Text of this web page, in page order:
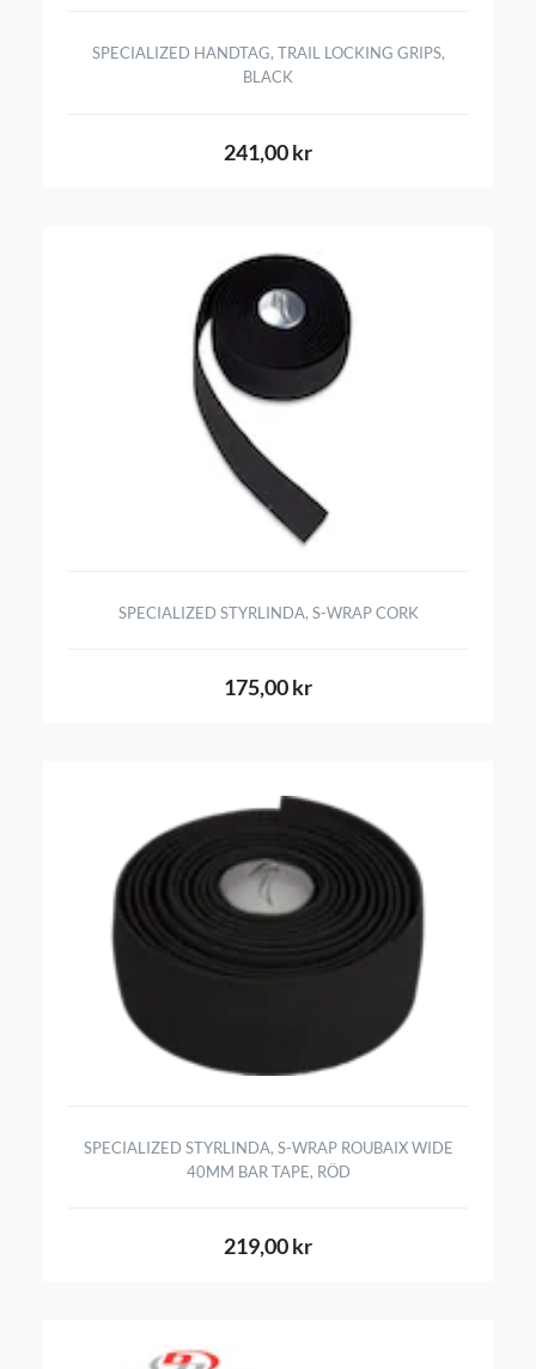
SPECIALIZED HANDTAG, TRAIL LOCKING GRIPS,
BLACK
241,00 kr
SPECIALIZED STYRLINDA, S-WRAP CORK
175,00 kr
SPECIALIZED STYRLINDA, S-WRAP ROUBAIX WIDE
40MM BAR TAPE, RÖD
219,00 kr